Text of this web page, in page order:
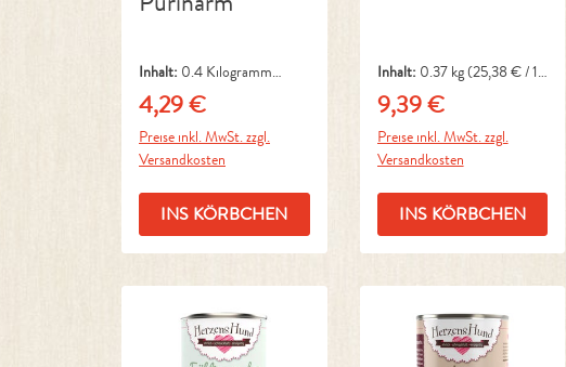
Inhalt: 0.4 Kilogramm
(10,73 € / 1 Kilogramm)
Regulärer Preis:
4,29 €
Preise inkl. MwSt. zzgl.
Versandkosten
INS KÖRBCHEN
Inhalt: 0.37 kg(25,38 € / 1
kg)
Regulärer Preis:
9,39 €
Preise inkl. MwSt. zzgl.
Versandkosten
INS KÖRBCHEN